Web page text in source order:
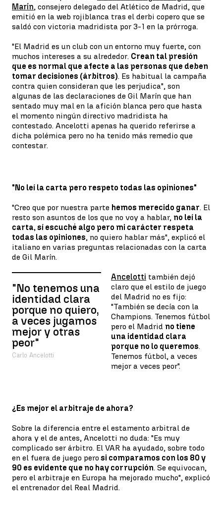
Marín, consejero delegado del Atlético de Madrid, que
emitió en la web rojiblanca tras el derbi copero que se
saldó con victoria madridista por 3-1 en la prórroga.
"El Madrid es un club con un entorno muy fuerte, con
muchos intereses a su alrededor. Crean tal presión
que es normal que afecte a las personas que deben
tomar decisiones (árbitros). Es habitual la campaña
contra quien consideran que les perjudica", son
algunas de las declaraciones de Gil Marín que han
sentado muy mal en la afición blanca pero que hasta
el momento ningún directivo madridista ha
contestado. Ancelotti apenas ha querido referirse a
dicha polémica pero no ha tenido más remedio que
contestar.
"No leí la carta pero respeto todas las opiniones"
"Creo que por nuestra parte hemos merecido ganar. El
resto son asuntos de los que no voy a hablar, no leí la
carta, sí escuché algo pero mi carácter respeta
todas las opiniones, no quiero hablar más", explicó el
italiano en varias preguntas relacionadas con la carta
de Gil Marín.
"No tenemos una
identidad clara
porque no quiero,
a veces jugamos
mejor y otras
peor"
Carlo Ancelotti
Ancelotti también dejó
claro que el estilo de juego
del Madrid no es fijo:
"También se decía con la
Champions. Tenemos fútbol
pero el Madrid no tiene
una identidad clara
porque no lo queremos.
Tenemos fútbol, a veces
mejor a veces peor".
¿Es mejor el arbitraje de ahora?
Sobre la diferencia entre el estamento arbitral de
ahora y el de antes, Ancelotti no duda: "Es muy
complicado ser árbitro. El VAR ha ayudado, sobre todo
en el fuera de juego pero si comparamos con los 80 y
90 es evidente que no hay corrupción. Se equivocan,
pero el arbitraje en Europa ha mejorado mucho", explicó
el entrenador del Real Madrid.